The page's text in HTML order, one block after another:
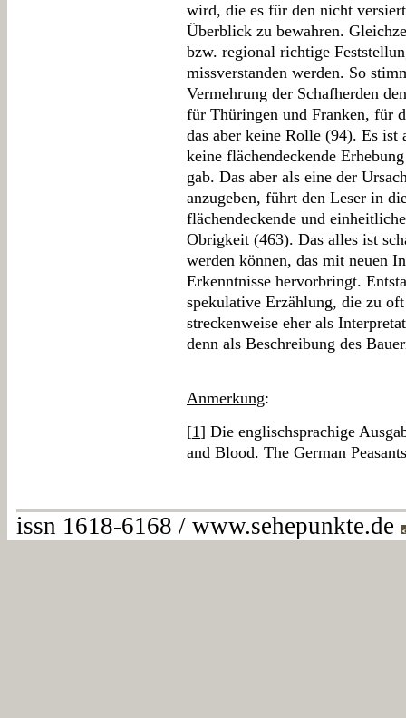
wird, die es für den nicht
Überblick zu bewahren.
bzw. regional richtige
missverstanden werden. So
Vermehrung der Schafherden
für Thüringen und Franken, für
das aber keine Rolle (94). Es
keine flächendeckende
gab. Das aber als eine der
anzugeben, führt den Leser in
flächendeckende und
Obrigkeit (463). Das alles ist
werden können, das mit neuen
Erkenntnisse hervorbringt.
spekulative Erzählung, die zu
streckenweise eher als
denn als Beschreibung des
Anmerkung:
[1] Die englischsprachige
and Blood. The German
issn 1618-6168 / www.sehepunkte.de